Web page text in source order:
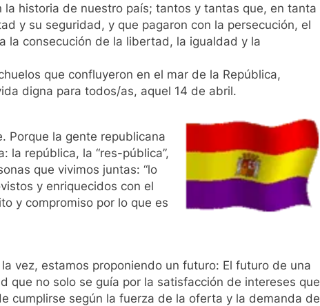
historia de nuestro país; tantos y tantas que, en tanta
y su seguridad, y que pagaron con la persecución, el
la consecución de la libertad, la igualdad y la
que confluyeron en el mar de la República,
digna para todos/as, aquel 14 de abril.
Porque la gente republicana
la república, la “res-pública”,
que vivimos juntas: “lo
y enriquecidos con el
y compromiso por lo que es
la vez, estamos proponiendo un futuro: El futuro de una
que no solo se guía por la satisfacción de intereses que
cumplirse según la fuerza de la oferta y la demanda de